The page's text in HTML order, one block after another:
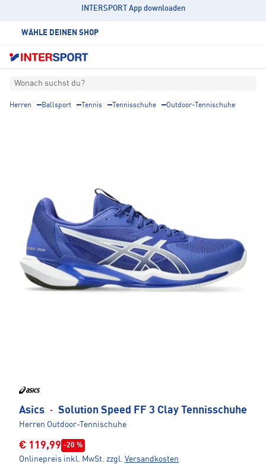
INTERSPORT App downloaden
WÄHLE DEINEN SHOP
Wonach suchst du?
Herren Ballsport Tennis Tennisschuhe Outdoor-Tennischuhe
Asics · Solution Speed FF 3 Clay Tennisschuhe
Herren Outdoor-Tennischuhe
€ 119,99 -20 %
Onlinepreis inkl. MwSt. zzgl. Versandkosten